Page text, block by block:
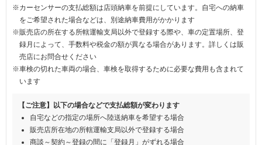
※カーセンサーの支払総額は店頭納車を前提にしています。自宅への納車
をご希望された場合などは、別途納車費用がかかります
※販売店の所在する所轄運輸支局以外で登録する際や、車の定置場所、登
録月によって、手数料や税金の額が異なる場合があります。詳しくは販
売店にお問合せください
※車検の切れた車両の場合、車検を取得するために必要な費用も含まれて
います
【ご注意】以下の場合などで支払総額が変わります
自宅などの指定の場所へ陸送納車を希望する場合
販売店所在地の所轄運輸支局以外で登録する場合
商談～契約～登録の間に「登録月」がずれる場合